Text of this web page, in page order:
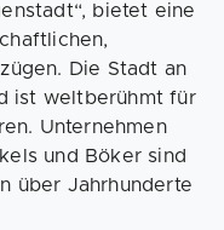
bietet eine
Die Stadt an
ist weltberühmt für
Unternehmen
und Böker sind
über Jahrhunderte